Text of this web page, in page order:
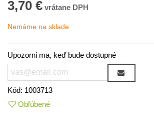
3,70 €
Nemáme na sklade
Upozorni ma, keď bude dostupné
Kód: 1003713
Obľúbené